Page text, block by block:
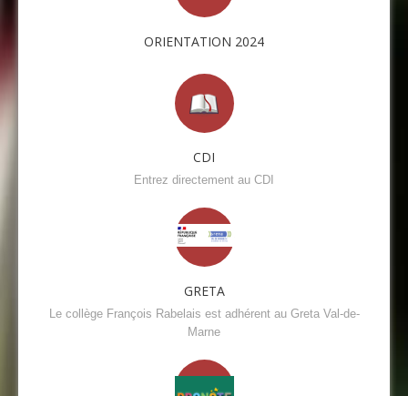
ORIENTATION 2024
CDI
Entrez directement au CDI
GRETA
Le collège François Rabelais est adhérent au Greta Val-de-
Marne